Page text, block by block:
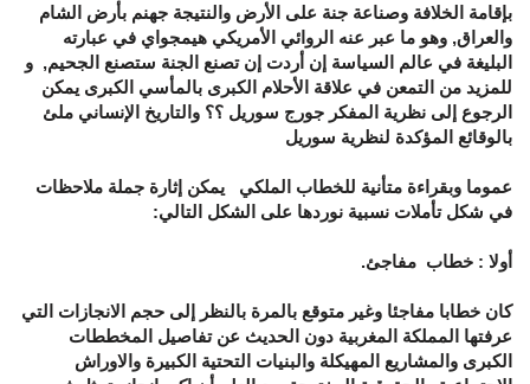
بإقامة الخلافة وصناعة جنة على الأرض والنتيجة جهنم بأرض الشام
والعراق, وهو ما عبر عنه الروائي الأمريكي هيمجواي في عبارته
البليغة في عالم السياسة إن أردت إن تصنع الجنة ستصنع الجحيم, و
للمزيد من التمعن في علاقة الأحلام الكبرى بالمأسي الكبرى يمكن
الرجوع إلى نظرية المفكر جورج سوريل ؟؟ والتاريخ الإنساني ملئ
بالوقائع المؤكدة لنظرية سوريل
عموما وبقراءة متأنية للخطاب الملكي يمكن إثارة جملة ملاحظات
في شكل تأملات نسبية نوردها على الشكل التالي:
أولا : خطاب مفاجئ.
كان خطابا مفاجئا وغير متوقع بالمرة بالنظر إلى حجم الانجازات التي
عرفتها المملكة المغربية دون الحديث عن تفاصيل المخططات
الكبرى والمشاريع المهيكلة والبنيات التحتية الكبيرة والاوراش